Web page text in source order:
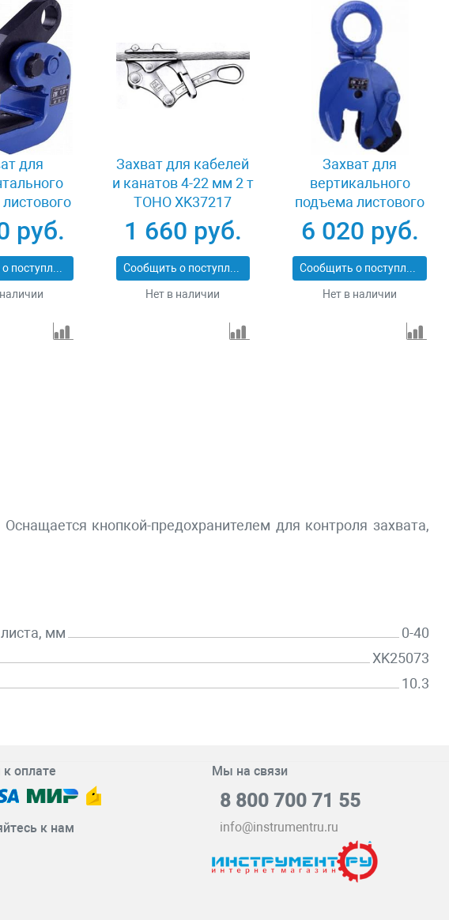
для
т LB DHQ-
руб.
Сообщить о поступлении
Захват для кабелей
и канатов 4-22 мм 2 т
TOHO XK37217
1 660 руб.
Сообщить о поступлении
Нет в наличии
Захват для
вертикального
подъема листового
металла 3 т LB
DSQК-3.0
6 020 руб.
Сообщить о поступлении
Нет в наличии
кнопкой-предохранителем для контроля захвата,
мм
0-40
XK25073
10.3
оплате
к нам
Мы на связи
8 800 700 71 55
info@instrumentru.ru